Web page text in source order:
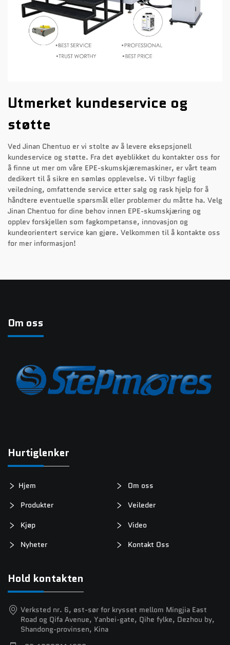
Utmerket kundeservice og
støtte
Ved Jinan Chentuo er vi stolte av å levere eksepsjonell
kundeservice og støtte. Fra det øyeblikket du kontakter oss for
å finne ut mer om våre EPE-skumskjæremaskiner, er vårt team
dedikert til å sikre en sømløs opplevelse. Vi tilbyr faglig
veiledning, omfattende service etter salg og rask hjelp for å
håndtere eventuelle spørsmål eller problemer du måtte ha. Velg
Jinan Chentuo for dine behov innen EPE-skumskjæring og
opplev forskjellen som fagkompetanse, innovasjon og
kundeorientert service kan gjøre. Velkommen til å kontakte oss
for mer informasjon!
Om oss
Hurtiglenker
Hjem
Om oss
Produkter
Veileder
Kjøp
Video
Nyheter
Kontakt Oss
Hold kontakten
Verksted nr. 6, øst-sør for krysset mellom Mingjia East
Road og Qifa Avenue, Yanbei-gate, Qihe fylke, Dezhou by,
Shandong-provinsen, Kina